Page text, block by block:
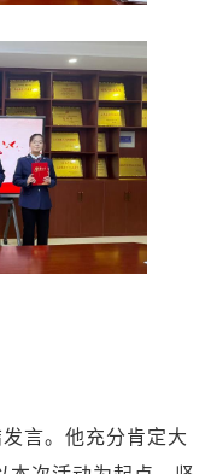
言。他充分肯定大